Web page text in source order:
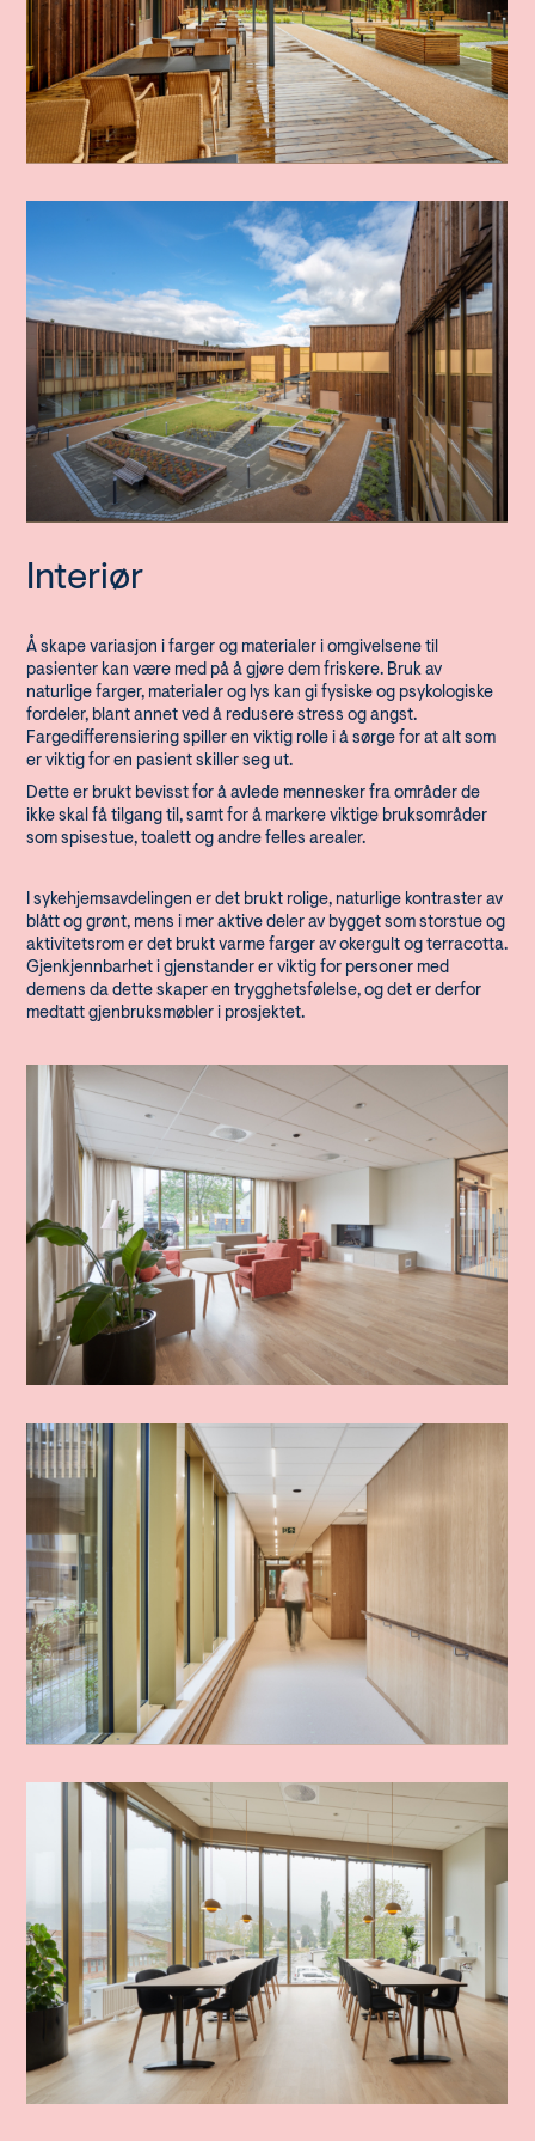
Interiør
Å skape variasjon i farger og materialer i omgivelsene til
pasienter kan være med på å gjøre dem friskere. Bruk av
naturlige farger, materialer og lys kan gi fysiske og psykologiske
fordeler, blant annet ved å redusere stress og angst.
Fargedifferensiering spiller en viktig rolle i å sørge for at alt som
er viktig for en pasient skiller seg ut.
Dette er brukt bevisst for å avlede mennesker fra områder de
ikke skal få tilgang til, samt for å markere viktige bruksområder
som spisestue, toalett og andre felles arealer.
I sykehjemsavdelingen er det brukt rolige, naturlige kontraster av
blått og grønt, mens i mer aktive deler av bygget som storstue og
aktivitetsrom er det brukt varme farger av okergult og terracotta.
Gjenkjennbarhet i gjenstander er viktig for personer med
demens da dette skaper en trygghetsfølelse, og det er derfor
medtatt gjenbruksmøbler i prosjektet.